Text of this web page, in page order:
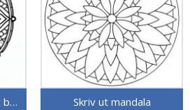
Utskrivbar mandala for barn Skriv ut mandala